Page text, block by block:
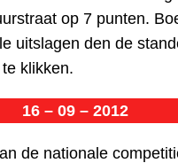
op 7 punten.
uitslagen den de
te klikken.
16 – 09 – 2012
de nationale